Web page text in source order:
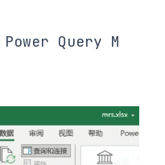
Power Query M